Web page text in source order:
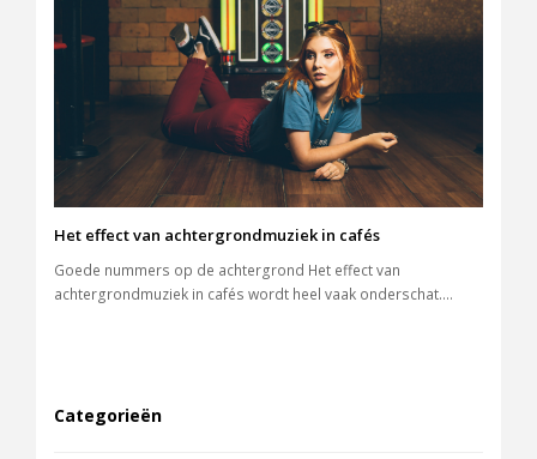
Het effect van achtergrondmuziek in cafés
Goede nummers op de achtergrond Het effect van
achtergrondmuziek in cafés wordt heel vaak onderschat.…
Categorieën